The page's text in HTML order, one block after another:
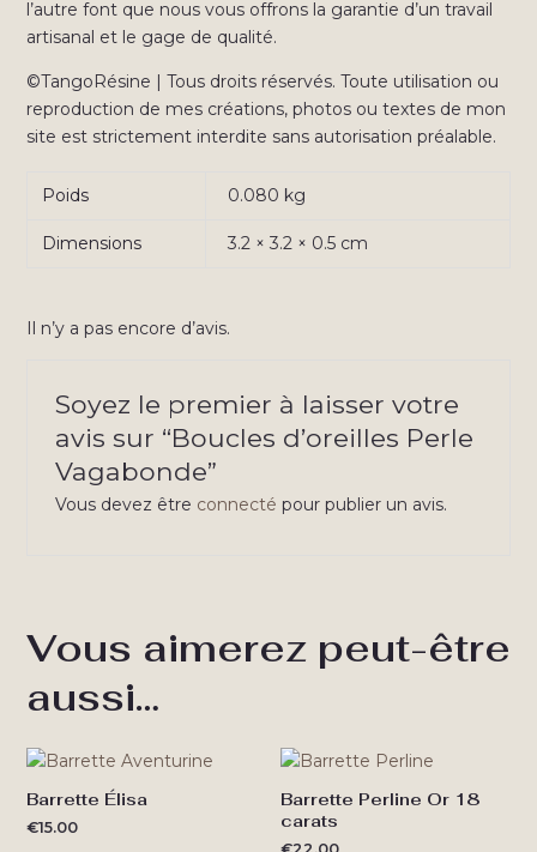
l’autre font que nous vous offrons la garantie d’un travail
artisanal et le gage de qualité.
©TangoRésine | Tous droits réservés. Toute utilisation ou
reproduction de mes créations, photos ou textes de mon
site est strictement interdite sans autorisation préalable.
Poids 0.080 kg
Dimensions 3.2 × 3.2 × 0.5 cm
Il n’y a pas encore d’avis.
Soyez le premier à laisser votre
avis sur “Boucles d’oreilles Perle
Vagabonde”
Vous devez être connecté pour publier un avis.
Vous aimerez peut-être
aussi…
Barrette Élisa
€15.00
Barrette Perline Or 18
carats